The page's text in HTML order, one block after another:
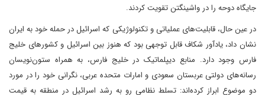
جایگاه دوحه را در واشینگتن تقویت کردند.
در عین حال، قابلیت‌های عملیاتی و تکنولوژیکی که اسرائیل در حمله خود به ایران
نشان داد، یادآور شکاف قابل توجهی بود که هنوز بین اسرائیل و کشورهای خلیج
فارس وجود دارد. منابع دیپلماتیک در خلیج فارس، به همراه ستون‌نویسان
رسانه‌های دولتی عربستان سعودی و امارات متحده عربی، نگرانی خود را در مورد
دو موضوع ابراز کرده‌اند: تسلط نظامی رو به رشد اسرائیل در منطقه به قیمت